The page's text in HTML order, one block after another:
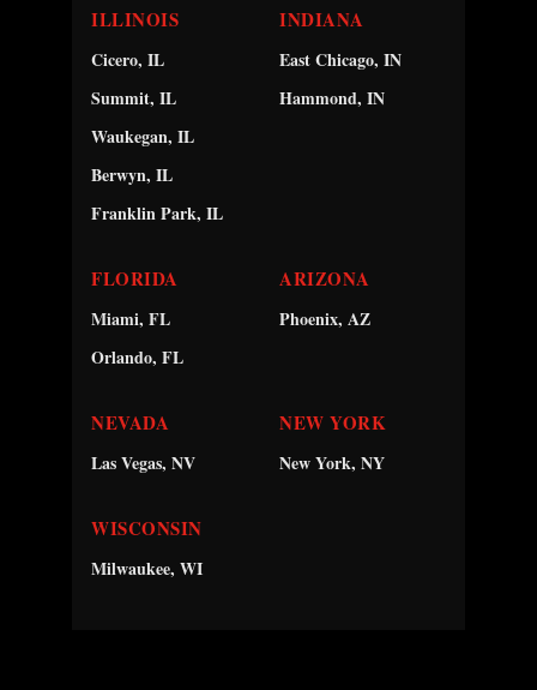
ILLINOIS
Cicero, IL
Summit, IL
Waukegan, IL
Berwyn, IL
Franklin Park, IL
INDIANA
East Chicago, IN
Hammond, IN
FLORIDA
Miami, FL
Orlando, FL
ARIZONA
Phoenix, AZ
NEVADA
Las Vegas, NV
NEW YORK
New York, NY
WISCONSIN
Milwaukee, WI